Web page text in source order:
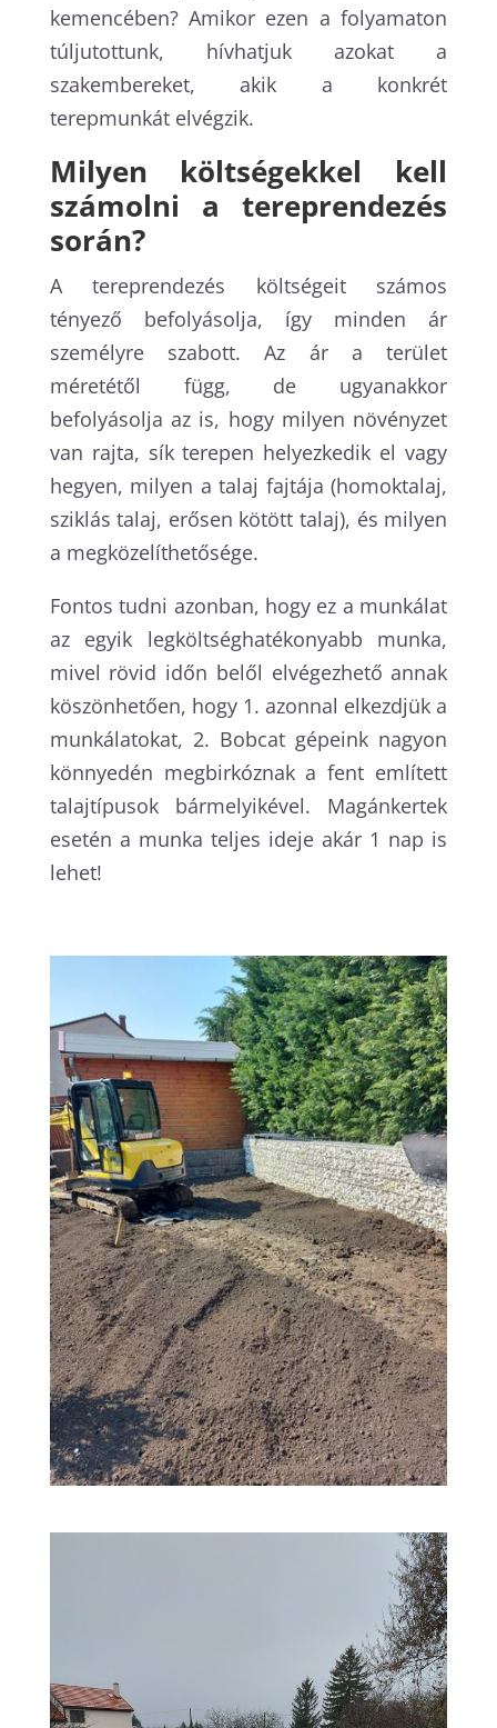
kemencében? Amikor ezen a folyamaton
túljutottunk, hívhatjuk azokat a
szakembereket, akik a konkrét
terepmunkát elvégzik.
Milyen költségekkel kell
számolni a tereprendezés
során?
A tereprendezés költségeit számos
tényező befolyásolja, így minden ár
személyre szabott. Az ár a terület
méretétől függ, de ugyanakkor
befolyásolja az is, hogy milyen növényzet
van rajta, sík terepen helyezkedik el vagy
hegyen, milyen a talaj fajtája (homoktalaj,
sziklás talaj, erősen kötött talaj), és milyen
a megközelíthetősége.
Fontos tudni azonban, hogy ez a munkálat
az egyik legköltséghatékonyabb munka,
mivel rövid időn belől elvégezhető annak
köszönhetően, hogy 1. azonnal elkezdjük a
munkálatokat, 2. Bobcat gépeink nagyon
könnyedén megbirkóznak a fent említett
talajtípusok bármelyikével. Magánkertek
esetén a munka teljes ideje akár 1 nap is
lehet!